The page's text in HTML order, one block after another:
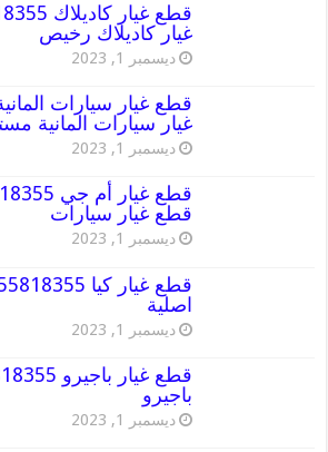
غيار كاديلاك رخيص
ديسمبر 1, 2023
غيار سيارات المانية
ديسمبر 1, 2023
قطع غيار سيارات
ديسمبر 1, 2023
اصلية
ديسمبر 1, 2023
باجيرو
ديسمبر 1, 2023